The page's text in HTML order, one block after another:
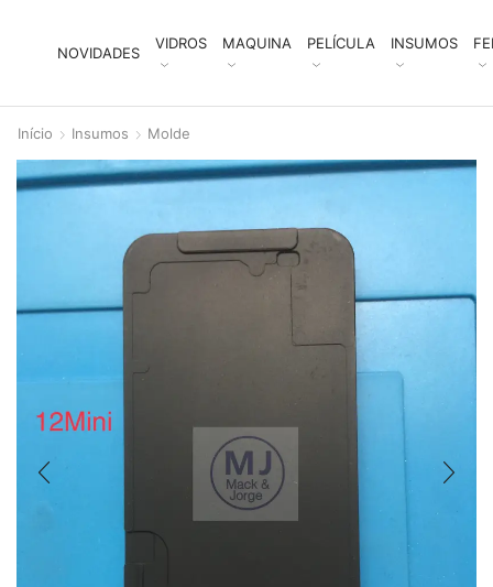
NOVIDADES
VIDROS MAQUINA PELÍCULA INSUMOS
Início Insumos Molde